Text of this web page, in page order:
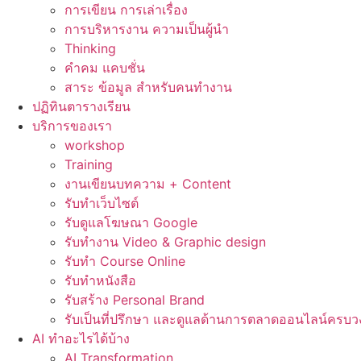
การเขียน การเล่าเรื่อง
การบริหารงาน ความเป็นผู้นำ
Thinking
คำคม แคบชั่น
สาระ ข้อมูล สำหรับคนทำงาน
ปฏิทินตารางเรียน
บริการของเรา
workshop
Training
งานเขียนบทความ + Content
รับทำเว็บไซต์
รับดูแลโฆษณา Google
รับทำงาน Video & Graphic design
รับทำ Course Online
รับทำหนังสือ
รับสร้าง Personal Brand
รับเป็นที่ปรึกษา และดูแลด้านการตลาดออนไลน์ครบว
AI ทำอะไรได้บ้าง
AI Transformation